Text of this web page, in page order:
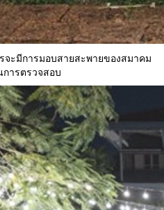
ะมีการมอบสายสะพายของสมาคม
ารตรวจสอบ